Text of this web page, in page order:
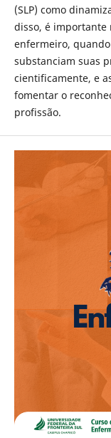
(SLP) como
disso, é importante
enfermeiro,
substanciam suas
cientificamente, e
fomentar o
profissão.